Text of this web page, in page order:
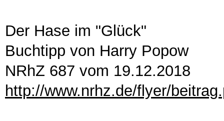
Der Hase im "Glück"
Buchtipp von Harry Popow
NRhZ 687 vom 19.12.2018
http://www.nrhz.de/flyer/